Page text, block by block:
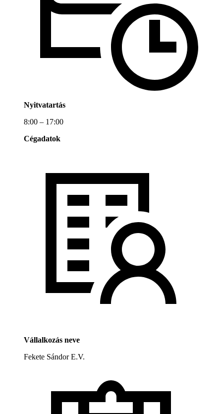
Nyitvatartás
8:00 – 17:00
Cégadatok
Vállalkozás neve
Fekete Sándor E.V.